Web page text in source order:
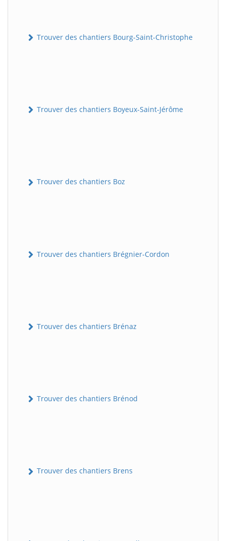
Trouver des chantiers Bourg-Saint-Christophe
Trouver des chantiers Boyeux-Saint-Jérôme
Trouver des chantiers Boz
Trouver des chantiers Brégnier-Cordon
Trouver des chantiers Brénaz
Trouver des chantiers Brénod
Trouver des chantiers Brens